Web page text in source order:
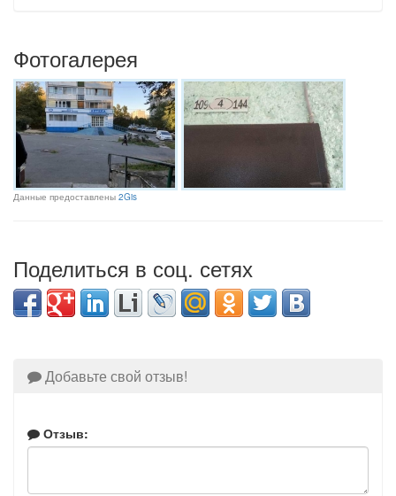
Фотогалерея
Данные предоставлены 2Gis
Поделиться в соц. сетях
Добавьте свой отзыв!
Отзыв: